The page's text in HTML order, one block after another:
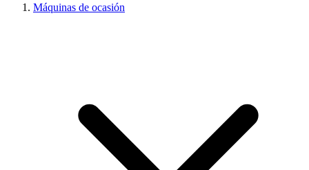
Máquinas de ocasión